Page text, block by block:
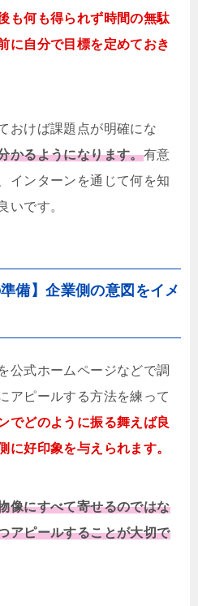
も何も得られず時間の無駄
に自分で目標を定めておき
おけば課題点が明確にな
かるようになります。有意
インターンを通じて何を知
いです。
備】企業側の意図をイメ
公式ホームページなどで調
アピールする方法を練って
でどのように振る舞えば良
に好印象を与えられます。
像にすべて寄せるのではな
アピールすることが大切で